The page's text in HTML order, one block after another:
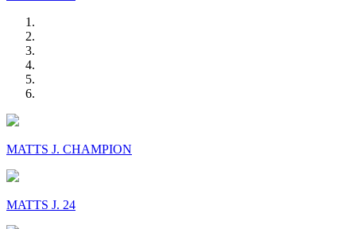
MATTS J. CHAMPION
MATTS J. 24